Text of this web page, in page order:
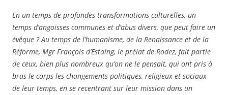
En un temps de profondes transformations culturelles, un
temps d’angoisses communes et d’abus divers, que peut faire un
évêque ? Au temps de l’humanisme, de la Renaissance et de la
Réforme, Mgr François d’Estaing, le prélat de Rodez, fait partie
de ceux, bien plus nombreux qu’on ne le pensait, qui ont pris à
bras le corps les changements politiques, religieux et sociaux
de leur temps, en se recentrant sur leur mission dans un